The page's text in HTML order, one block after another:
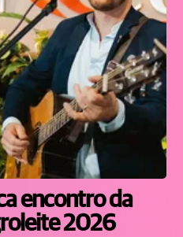
encontro da
2026